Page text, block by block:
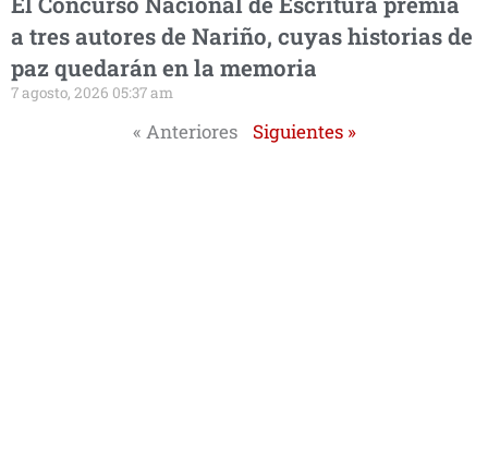
a tres autores de Nariño, cuyas historias de
paz quedarán en la memoria
7 agosto, 2026 05:37 am
« Anteriores Siguientes »